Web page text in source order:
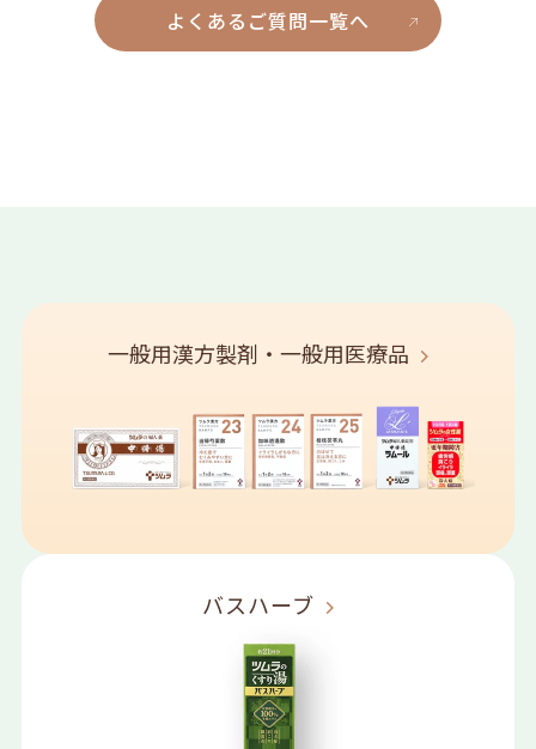
よくあるご質問一覧へ
一般用漢方製剤・一般用医療品
バスハーブ